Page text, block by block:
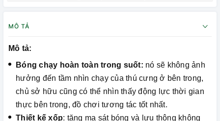
MÔ TẢ
Mô tả:
Bóng chạy hoàn toàn trong suốt: nó sẽ không ảnh
hưởng đến tầm nhìn chạy của thú cưng ở bên trong,
chủ sở hữu cũng có thể nhìn thấy động lực thời gian
thực bên trong, đồ chơi tương tác tốt nhất.
Thiết kế xốp: tăng ma sát bóng và lưu thông không